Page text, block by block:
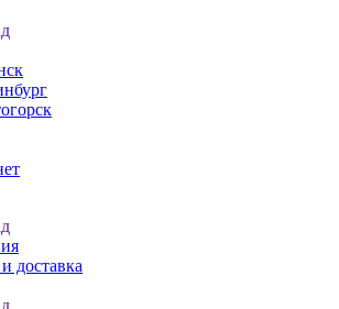
доставка